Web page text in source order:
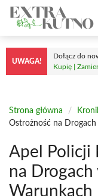
Przejdź
treści
UWAGA!
Dołącz do
Kupię |
Strona główna /
Ostrożność na
Apel Policji
na Drogach
Warunkach